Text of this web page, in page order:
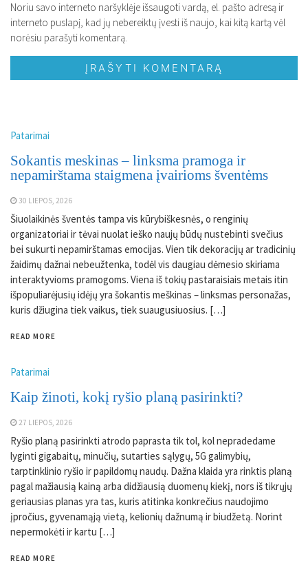
Noriu savo interneto naršyklėje išsaugoti vardą, el. pašto adresą ir
interneto puslapį, kad jų nebereiktų įvesti iš naujo, kai kitą kartą vėl
norėsiu parašyti komentarą.
Patarimai
Sokantis meskinas – linksma pramoga ir
nepamirštama staigmena įvairioms šventėms
30 LIEPOS, 2026
Šiuolaikinės šventės tampa vis kūrybiškesnės, o renginių
organizatoriai ir tėvai nuolat ieško naujų būdų nustebinti svečius
bei sukurti nepamirštamas emocijas. Vien tik dekoracijų ar tradicinių
žaidimų dažnai nebeužtenka, todėl vis daugiau dėmesio skiriama
interaktyvioms pramogoms. Viena iš tokių pastaraisiais metais itin
išpopuliarėjusių idėjų yra šokantis meškinas – linksmas personažas,
kuris džiugina tiek vaikus, tiek suaugusiuosius. […]
READ MORE
Patarimai
Kaip žinoti, kokį ryšio planą pasirinkti?
27 LIEPOS, 2026
Ryšio planą pasirinkti atrodo paprasta tik tol, kol nepradedame
lyginti gigabaitų, minučių, sutarties sąlygų, 5G galimybių,
tarptinklinio ryšio ir papildomų naudų. Dažna klaida yra rinktis planą
pagal mažiausią kainą arba didžiausią duomenų kiekį, nors iš tikrųjų
geriausias planas yra tas, kuris atitinka konkrečius naudojimo
įpročius, gyvenamąją vietą, kelionių dažnumą ir biudžetą. Norint
nepermokėti ir kartu […]
READ MORE